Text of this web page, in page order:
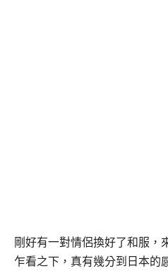
剛好有一對情侶換好了和服，
乍看之下，真有幾分到日本的